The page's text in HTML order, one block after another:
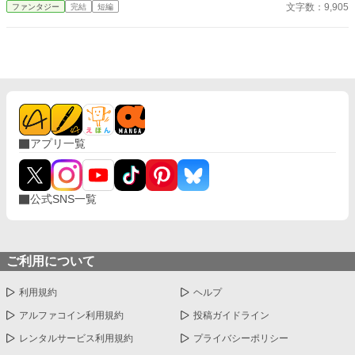
ファンタジー 完結 短編 文字数：9,905
アプリ一覧
公式SNS一覧
ご利用について
利用規約 ヘルプ
アルファコイン利用規約 投稿ガイドライン
レンタルサービス利用規約 プライバシーポリシー